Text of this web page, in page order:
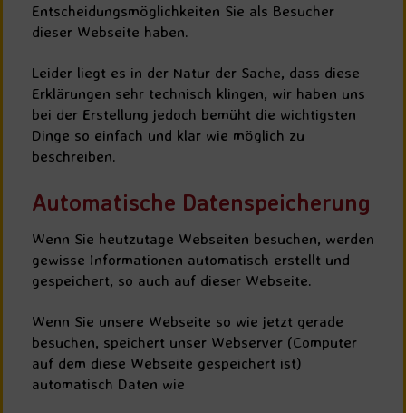
Entscheidungsmöglichkeiten Sie als Besucher
dieser Webseite haben.
Leider liegt es in der Natur der Sache, dass diese
Erklärungen sehr technisch klingen, wir haben uns
bei der Erstellung jedoch bemüht die wichtigsten
Dinge so einfach und klar wie möglich zu
beschreiben.
Automatische Datenspeicherung
Wenn Sie heutzutage Webseiten besuchen, werden
gewisse Informationen automatisch erstellt und
gespeichert, so auch auf dieser Webseite.
Wenn Sie unsere Webseite so wie jetzt gerade
besuchen, speichert unser Webserver (Computer
auf dem diese Webseite gespeichert ist)
automatisch Daten wie